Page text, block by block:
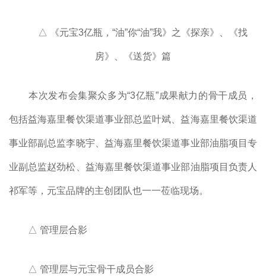
△ 《元宝3亿瓶，“油”你“油”我》之《探亲》、《找
房》、《送货》篇
本次发布会集聚众多为“3亿瓶”成果献力的骨干成员，
包括益海嘉里餐饮渠道事业部总监叶斌、益海嘉里餐饮渠道
事业部副总监李晓宇、益海嘉里餐饮渠道事业部油脂项目专
业副总监赵劲松、益海嘉里餐饮渠道事业部油脂项目负责人
祁军等，元宝品牌的主创团队也一一莅临现场。
△ 管理层合影
△ 管理层与元宝骨干成员合影